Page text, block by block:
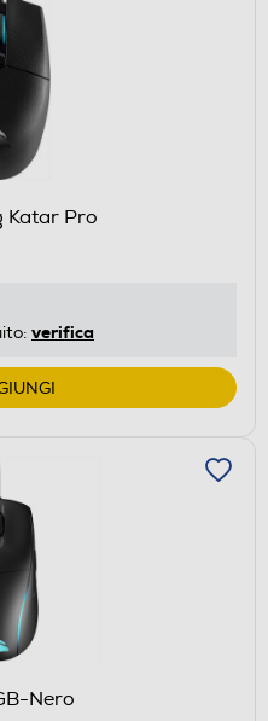
Katar Pro
verifica
Nero